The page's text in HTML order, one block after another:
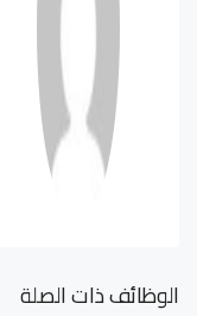
الوظائف ذات الصلة